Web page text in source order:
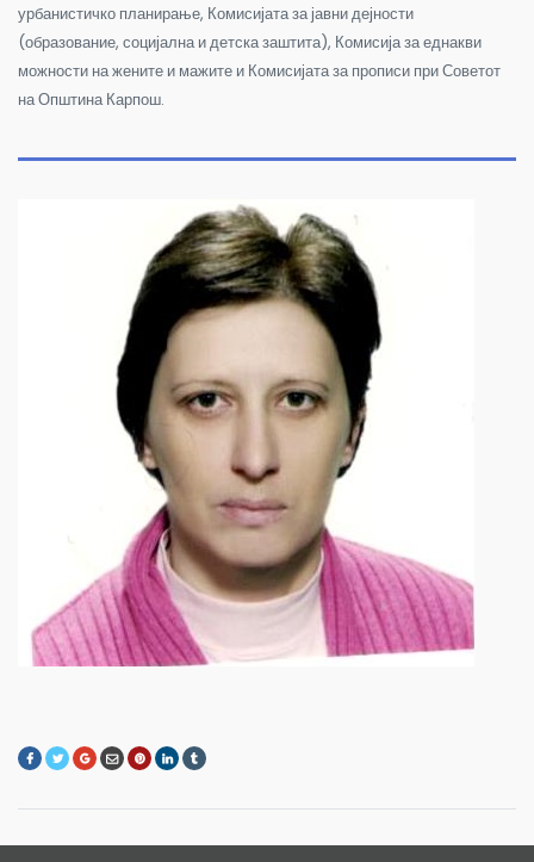
урбанистичко планирање, Комисијата за јавни дејности
(образование, социјална и детска заштита), Комисија за еднакви
можности на жените и мажите и Комисијата за прописи при Советот
на Општина Карпош.